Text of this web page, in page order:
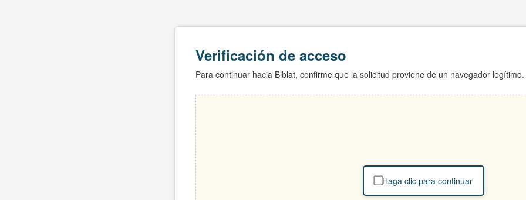
Verificación de acceso
Para continuar hacia Biblat, confirme que la solicitud proviene de un navegador legítimo.
Haga clic para continuar